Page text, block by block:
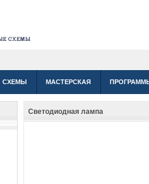
СХЕМЫ МАСТЕРСКАЯ
Светодиодная лампа